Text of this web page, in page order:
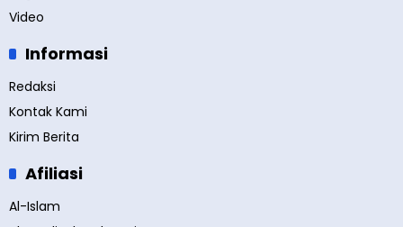
Video
Informasi
Redaksi
Kontak Kami
Kirim Berita
Afiliasi
Al-Islam